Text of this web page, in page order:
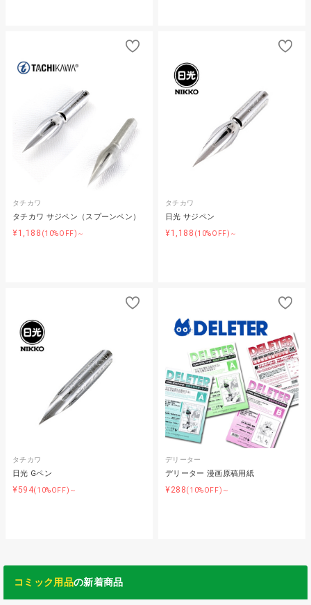
タチカワ
タチカワ サジペン（スプーンペン）
¥1,188 (10%OFF)～
タチカワ
日光 サジペン
¥1,188 (10%OFF)～
タチカワ
日光 Gペン
¥594(10%OFF)～
デリーター
デリーター 漫画原稿用紙
¥288(10%OFF)～
コミック用品の新着商品